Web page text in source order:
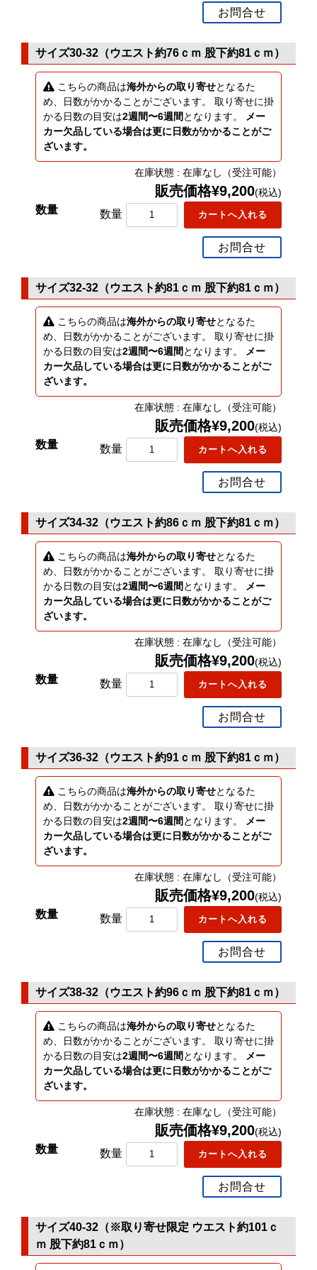
お問合せ
サイズ30-32（ウエスト約76ｃｍ 股下約81ｃｍ）
こちらの商品は海外からの取り寄せとなるた
め、日数がかかることがございます。 取り寄せに掛
かる日数の目安は2週間〜6週間 となります。
メー
カー欠品している場合は更に日数がかかることがご
ざいます。
在庫状態 : 在庫なし（受注可能）
販売価格¥9,200(税込)
数量
お問合せ
サイズ32-32（ウエスト約81ｃｍ 股下約81ｃｍ）
こちらの商品は海外からの取り寄せとなるた
め、日数がかかることがございます。 取り寄せに掛
かる日数の目安は2週間〜6週間 となります。
メー
カー欠品している場合は更に日数がかかることがご
ざいます。
在庫状態 : 在庫なし（受注可能）
販売価格¥9,200(税込)
数量
お問合せ
サイズ34-32（ウエスト約86ｃｍ 股下約81ｃｍ）
こちらの商品は海外からの取り寄せとなるた
め、日数がかかることがございます。 取り寄せに掛
かる日数の目安は2週間〜6週間 となります。
メー
カー欠品している場合は更に日数がかかることがご
ざいます。
在庫状態 : 在庫なし（受注可能）
販売価格¥9,200(税込)
数量
お問合せ
サイズ36-32（ウエスト約91ｃｍ 股下約81ｃｍ）
こちらの商品は海外からの取り寄せとなるた
め、日数がかかることがございます。 取り寄せに掛
かる日数の目安は2週間〜6週間 となります。
メー
カー欠品している場合は更に日数がかかることがご
ざいます。
在庫状態 : 在庫なし（受注可能）
販売価格¥9,200(税込)
数量
お問合せ
サイズ38-32（ウエスト約96ｃｍ 股下約81ｃｍ）
こちらの商品は海外からの取り寄せとなるた
め、日数がかかることがございます。 取り寄せに掛
かる日数の目安は2週間〜6週間 となります。
メー
カー欠品している場合は更に日数がかかることがご
ざいます。
在庫状態 : 在庫なし（受注可能）
販売価格¥9,200(税込)
数量
お問合せ
サイズ40-32（※取り寄せ限定 ウエスト約101ｃ
ｍ 股下約81ｃｍ）